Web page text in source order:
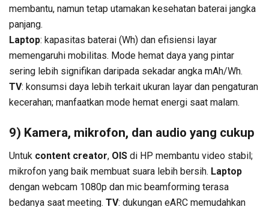
membantu, namun tetap utamakan kesehatan baterai jangka
panjang.
Laptop: kapasitas baterai (Wh) dan efisiensi layar
memengaruhi mobilitas. Mode hemat daya yang pintar
sering lebih signifikan daripada sekadar angka mAh/Wh.
TV: konsumsi daya lebih terkait ukuran layar dan pengaturan
kecerahan; manfaatkan mode hemat energi saat malam.
9) Kamera, mikrofon, dan audio yang cukup
Untuk content creator, OIS di HP membantu video stabil;
mikrofon yang baik membuat suara lebih bersih. Laptop
dengan webcam 1080p dan mic beamforming terasa
bedanya saat meeting. TV: dukungan eARC memudahkan